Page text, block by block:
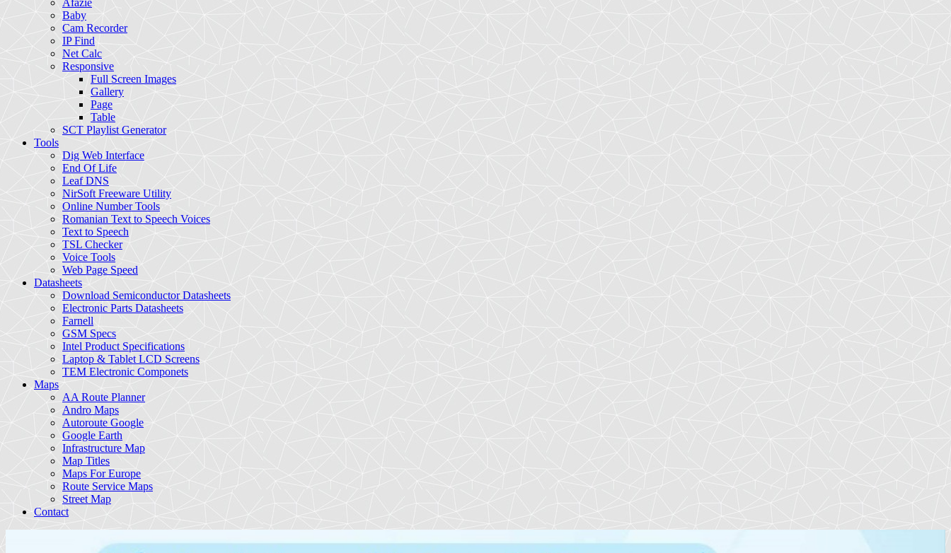
Afazie
Baby
Cam Recorder
IP Find
Net Calc
Responsive
Full Screen Images
Gallery
Page
Table
SCT Playlist Generator
Tools
Dig Web Interface
End Of Life
Leaf DNS
NirSoft Freeware Utility
Online Number Tools
Romanian Text to Speech Voices
Text to Speech
TSL Checker
Voice Tools
Web Page Speed
Datasheets
Download Semiconductor Datasheets
Electronic Parts Datasheets
Farnell
GSM Specs
Intel Product Specifications
Laptop & Tablet LCD Screens
TEM Electronic Componets
Maps
AA Route Planner
Andro Maps
Autoroute Google
Google Earth
Infrastructure Map
Map Titles
Maps For Europe
Route Service Maps
Street Map
Contact